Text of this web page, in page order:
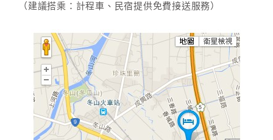
（建議搭乘：計程車、民宿提供免費接送服務）